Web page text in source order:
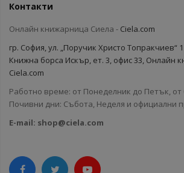
Контакти
Онлайн книжарница Сиела - Ciela.com
гр. София, ул. „Поручик Христо Топракчиев“
Книжна борса Искър, ет. 3, офис 33, Онлайн
Ciela.com
Работно време: от Понеделник до Петък, от
Почивни дни: Събота, Неделя и официални
E-mail: shop@ciela.com